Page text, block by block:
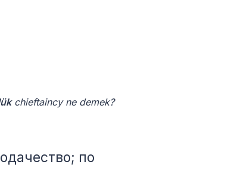
chieftaincy ne demek?
по